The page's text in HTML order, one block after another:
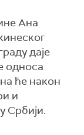
Ана
даје
односа
ће након
и
Србији.